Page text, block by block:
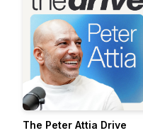
The Peter Attia Drive